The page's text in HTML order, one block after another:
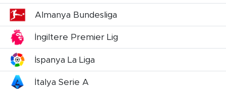
Almanya Bundesliga
İngiltere Premier Lig
İspanya La Liga
İtalya Serie A